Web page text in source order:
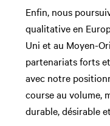
Enfin, nous
qualitative en
Uni et au Moyen-
partenariats forts
avec notre
course au volume,
durable, désirable